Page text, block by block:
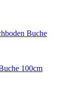
100cm